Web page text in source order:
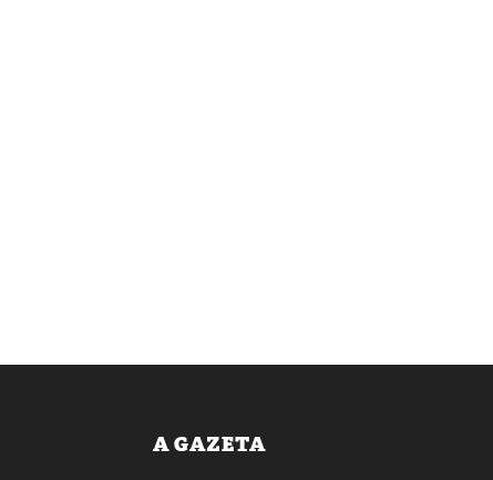
A GAZETA